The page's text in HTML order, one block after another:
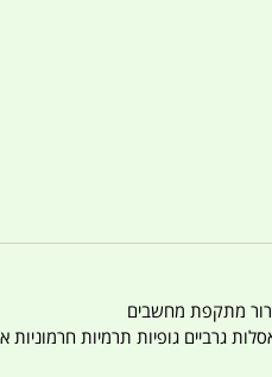
גרביים גופיות תרמיות